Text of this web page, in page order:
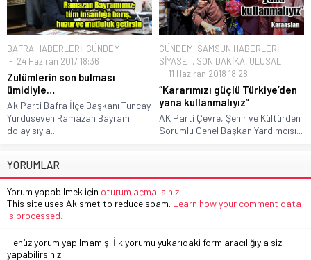
BAFRA HABERLERİ, GÜNDEM
24 Haziran 2017 18:36
Zulümlerin son bulması
ümidiyle…
Ak Parti Bafra İlçe Başkanı Tuncay
Yurduseven Ramazan Bayramı
dolayısıyla...
GÜNDEM, SAMSUN HABERLERİ,
SİYASET, SON DAKİKA, ULUSAL
11 Haziran 2018 18:28
“Kararımızı güçlü Türkiye’den
yana kullanmalıyız”
AK Parti Çevre, Şehir ve Kültürden
Sorumlu Genel Başkan Yardımcısı...
YORUMLAR
Yorum yapabilmek için oturum açmalısınız.
This site uses Akismet to reduce spam. Learn how your comment data
is processed.
Henüz yorum yapılmamış. İlk yorumu yukarıdaki form aracılığıyla siz
yapabilirsiniz.